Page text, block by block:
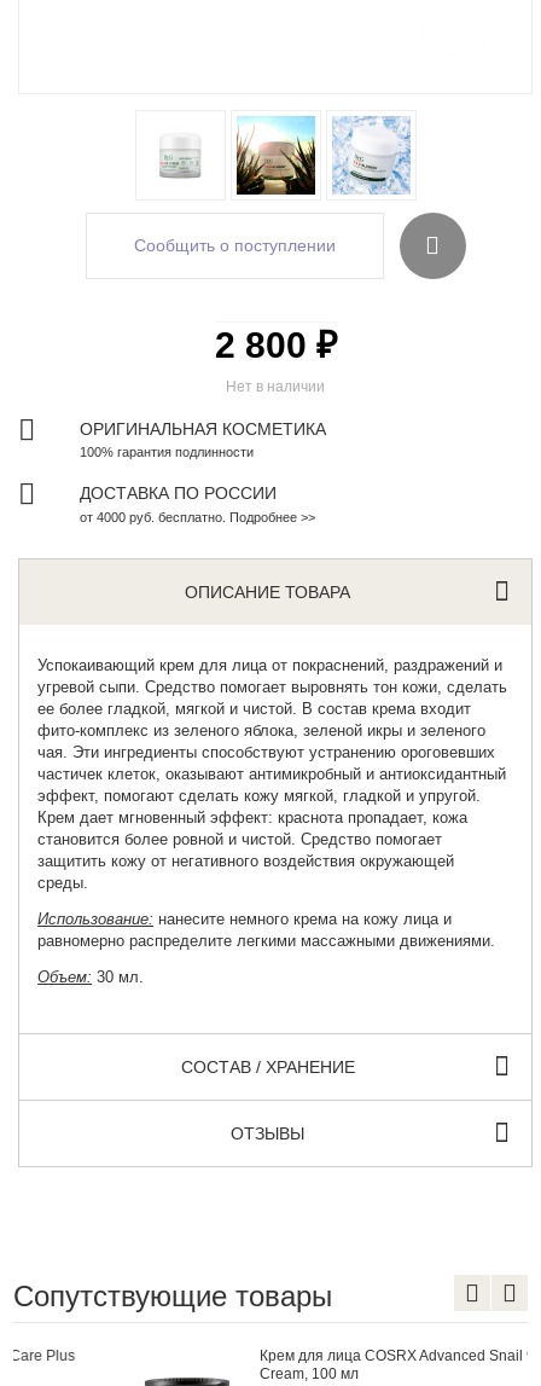
Сообщить о поступлении
Нет в наличии
2 800 ₽
ОРИГИНАЛЬНАЯ КОСМЕТИКА
100% гарантия подлинности
ДОСТАВКА ПО РОССИИ
от 4000 руб. бесплатно. Подробнее >>
ОПИСАНИЕ ТОВАРА
Успокаивающийкрем для лица от покраснений, раздражений и
угревой сыпи. Средство помогает выровнять тон кожи, сделать
ее более гладкой, мягкой и чистой. В состав крема входит
фито-комплекс из зеленого яблока, зеленой икры и зеленого
чая. Эти ингредиенты способствуют устранению ороговевших
частичек клеток, оказывают антимикробный и антиоксидантный
эффект, помогают сделать кожу мягкой, гладкой и упругой.
Крем дает мгновенный эффект: краснота пропадает, кожа
становится более ровной и чистой. Средство помогает
защитить кожу от негативного воздействия окружающей
среды.
Использование: нанесите немного крема на кожу лица и
равномерно распределите легкими массажными движениями.
Объем: 30 мл.
СОСТАВ / ХРАНЕНИЕ
ОТЗЫВЫ
Сопутствующие товары
Крем для лица COSRX Advanced Snail 92 All in one
Cream, 100 мл